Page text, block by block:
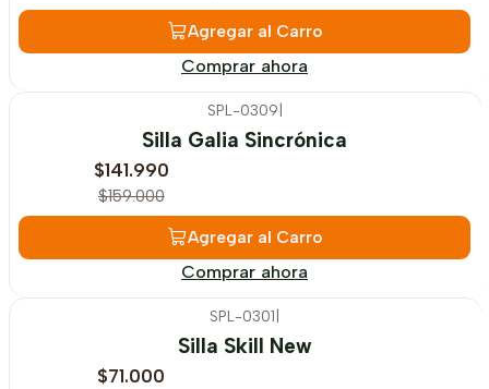
Agregar al Carro
Comprar ahora
SPL-0309
Silla Galia Sincrónica
$141.990
$159.000
Agregar al Carro
Comprar ahora
Agotado
SPL-0301
Silla Skill New
$71.000